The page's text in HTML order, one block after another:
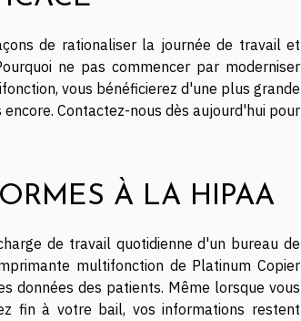
de rationaliser la journée de travail et
ne pas commencer par moderniser
vous bénéficierez d'une plus grande
Contactez-nous dès aujourd'hui pour
À LA HIPAA
de travail quotidienne d'un bureau de
multifonction de Platinum Copier
données des patients. Même lorsque vous
fin à votre bail, vos informations restent